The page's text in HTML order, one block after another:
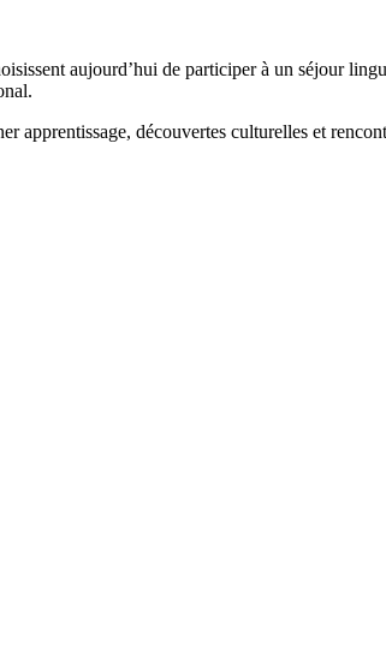
aujourd’hui de participer à un séjour
découvertes culturelles et